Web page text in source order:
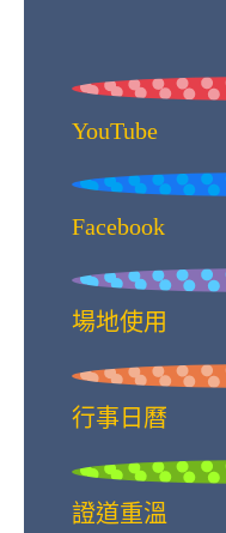
YouTube
Facebook
場地使用
行事日曆
證道重溫